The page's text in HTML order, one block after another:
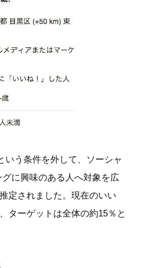
いう条件を外して、ソーシャ
に興味のある人へ対象を広
定されました。現在のいい
ターゲットは全体の約15％と